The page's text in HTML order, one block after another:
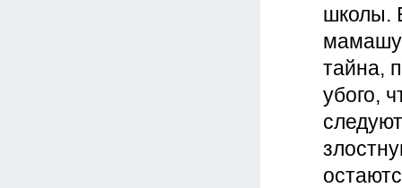
школы.
тайна,
убого,